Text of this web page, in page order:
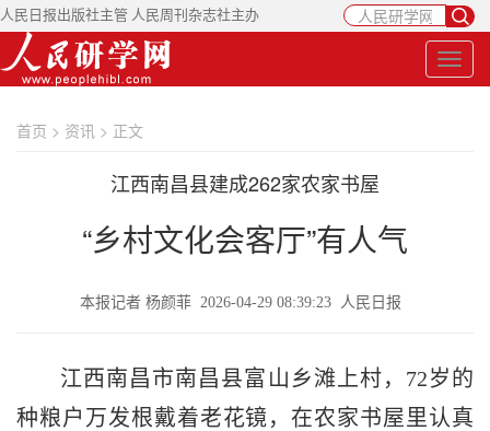
人民日报出版社主管 人民周刊杂志社主办
首页 > 资讯 > 正文
江西南昌县建成262家农家书屋
“乡村文化会客厅”有人气
本报记者 杨颜菲 2026-04-29 08:39:23 人民日报
江西南昌市南昌县富山乡滩上村，72岁的
种粮户万发根戴着老花镜，在农家书屋里认真